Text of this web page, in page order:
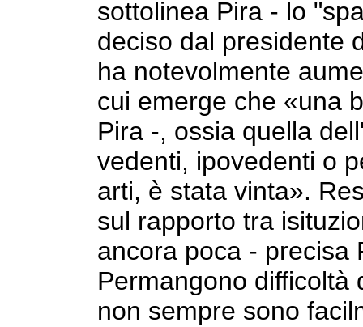
sottolinea Pira - lo
deciso dal presidente
ha notevolmente
cui emerge che «una
Pira -, ossia quella
vedenti, ipovedenti o
arti, è stata vinta».
sul rapporto tra
ancora poca - precisa
Permangono difficoltà
non sempre sono